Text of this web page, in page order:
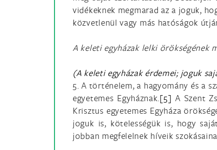
vidékeknek megmarad az a joguk,
közvetlenül vagy más hatóságok
A keleti egyházak lelki örökségének
(A keleti egyházak érdemei; joguk
5. A történelem, a hagyomány és a
egyetemes Egyháznak.[5] A Szent
Krisztus egyetemes Egyháza
joguk is, kötelességük is, hogy
jobban megfelelnek híveik